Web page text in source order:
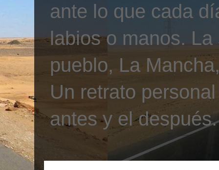
ante lo que cada
labios o manos.
pueblo, La
Un retrato
antes y el después.